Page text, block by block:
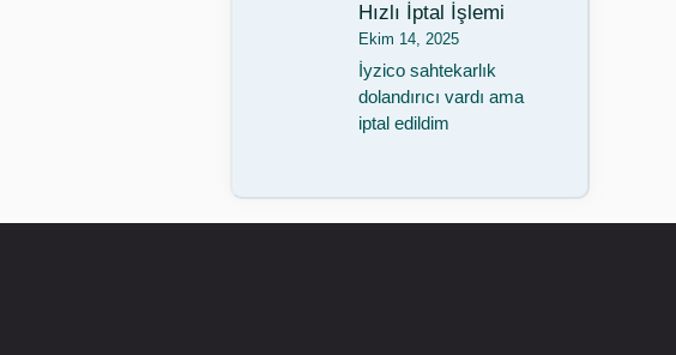
Hızlı İptal İşlemi
Ekim 14, 2025
İyzico sahtekarlık
dolandırıcı vardı ama
iptal edildim